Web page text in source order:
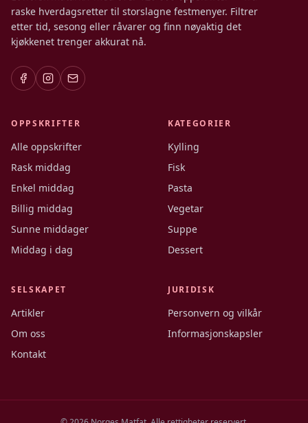
raske hverdagsretter til storslagne festmenyer. Filtrer
etter tid, sesong eller råvarer og finn nøyaktig det
kjøkkenet trenger akkurat nå.
OPPSKRIFTER
Alle oppskrifter
Rask middag
Enkel middag
Billig middag
Sunne middager
Middag i dag
KATEGORIER
Kylling
Fisk
Pasta
Vegetar
Suppe
Dessert
SELSKAPET
Artikler
Om oss
Kontakt
JURIDISK
Personvern og vilkår
Informasjonskapsler